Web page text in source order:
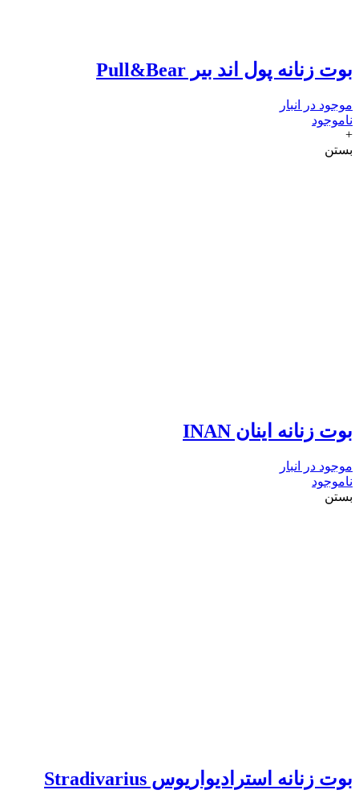
بوت زنانه پول اند بیر Pull&Bear
موجود در انبار
ناموجود
+
بستن
بوت زنانه اینان INAN
موجود در انبار
ناموجود
بستن
بوت زنانه استرادیواریوس Stradivarius